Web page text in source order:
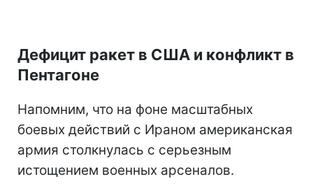
Дефицит ракет в США и конфликт в
Пентагоне
Напомним, что на фоне масштабных
боевых действий с Ираном американская
армия столкнулась с серьезным
истощением военных арсеналов.